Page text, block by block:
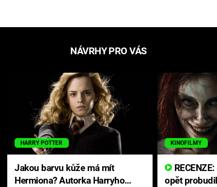
NÁVRHY PRO VÁS
HARRY POTTER
Jakou barvu kůže má mít
Hermiona? Autorka Harryho
KINOFILMY
opět